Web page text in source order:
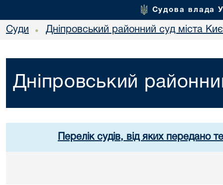
Судова влада
Суди • Дніпровський районний суд міста
Дніпровський
Перелік судів, від яких передано